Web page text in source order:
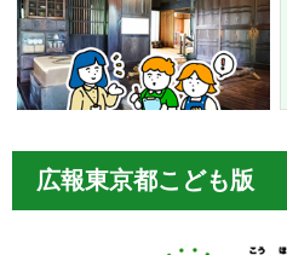
広報東京都こども版